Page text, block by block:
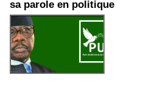
sa parole en politique